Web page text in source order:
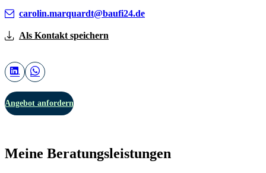
carolin.marquardt@baufi24.de
Als Kontakt speichern
Angebot anfordern
Meine Beratungsleistungen